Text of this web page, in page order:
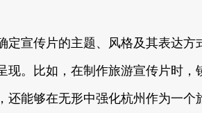
宣传片的主题、风格及其表达
。比如，在制作旅游宣传片时
能够在无形中强化杭州作为一个